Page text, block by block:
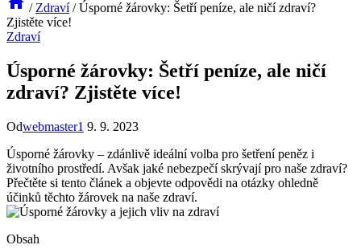
/ Zdraví / Úsporné žárovky: Šetří peníze, ale ničí zdraví?
Zjistěte více!
Zdraví
Úsporné žárovky: Šetří peníze, ale ničí
zdraví? Zjistěte více!
Odwebmaster1 9. 9. 2023
Úsporné žárovky – zdánlivě ideální volba pro šetření peněz i
životního prostředí. Avšak jaké nebezpečí skrývají pro naše zdraví?
Přečtěte si tento⁢ článek‌ a objevte odpovědi na​ otázky ohledně
účinků těchto žárovek na naše zdraví.
Obsah